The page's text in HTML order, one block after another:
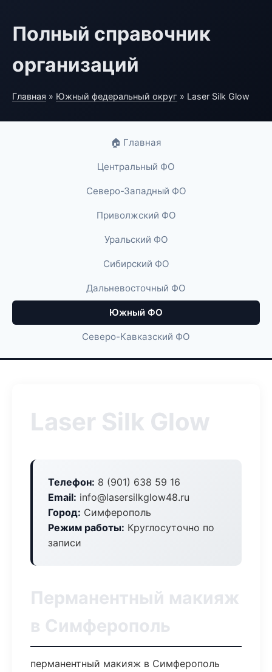
Полный справочник
организаций
Главная » Южный федеральный округ » Laser Silk Glow
🏠 Главная
Центральный ФО
Северо-Западный ФО
Приволжский ФО
Уральский ФО
Сибирский ФО
Дальневосточный ФО
Южный ФО
Северо-Кавказский ФО
Laser Silk Glow
Телефон: 8 (901) 638 59 16
Email: info@lasersilkglow48.ru
Город: Симферополь
Режим работы: Круглосуточно по
записи
Перманентный макияж
в Симферополь
перманентный макияж в Симферополь